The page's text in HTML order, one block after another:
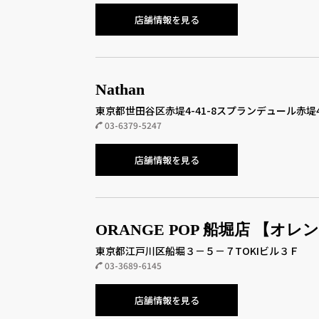
店舗情報を見る
Nathan
東京都世田谷区赤堤4-41-8スプランデュール赤堤
03-6379-5247
店舗情報を見る
ORANGE POP 船堀店 【オレ
東京都江戸川区船堀３－５－７TOKIビル３Ｆ
03-3689-6145
店舗情報を見る